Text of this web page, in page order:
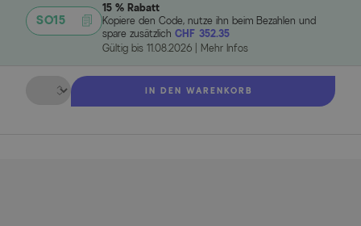
SO15
15 % Rabatt
Kopiere den Code, nutze ihn beim Bezahlen und
spare zusätzlich CHF 352.35
Gültig bis 11.08.2026 Mehr Infos
Menge
IN DEN WARENKORB